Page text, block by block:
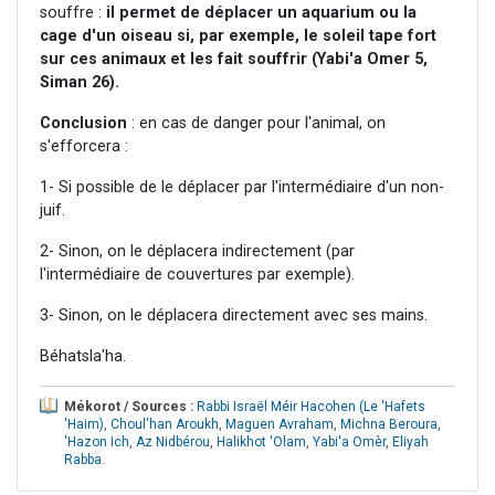
souffre : il permet de déplacer un aquarium ou la
cage d'un oiseau si, par exemple, le soleil tape fort
sur ces animaux et les fait souffrir (Yabi'a Omer 5,
Siman 26).
Conclusion : en cas de danger pour l'animal, on
s'efforcera :
1- Si possible de le déplacer par l'intermédiaire d'un non-
juif.
2- Sinon, on le déplacera indirectement (par
l'intermédiaire de couvertures par exemple).
3- Sinon, on le déplacera directement avec ses mains.
Béhatsla'ha.
Mékorot / Sources : Rabbi Israël Méir Hacohen (Le 'Hafets
'Haim), Choul'han Aroukh, Maguen Avraham, Michna Beroura,
'Hazon Ich, Az Nidbérou, Halikhot 'Olam, Yabi'a Omèr, Eliyah
Rabba.